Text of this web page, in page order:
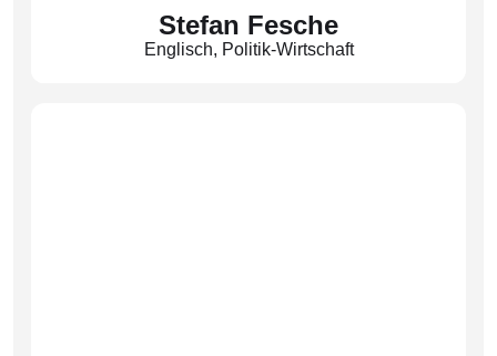
Stefan Fesche
Englisch, Politik-Wirtschaft